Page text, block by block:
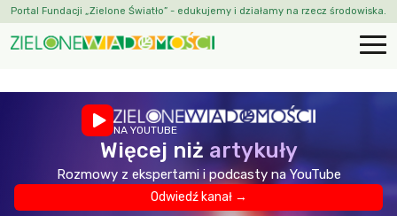
Portal Fundacji „Zielone Światło” - edukujemy i działamy na rzecz środowiska.
NA YOUTUBE
Więcej niż artykuły
Rozmowy z ekspertami i podcasty na YouTube
Odwiedź kanał →